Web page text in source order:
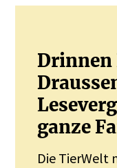
Drinnen
ganze
Die TierWelt